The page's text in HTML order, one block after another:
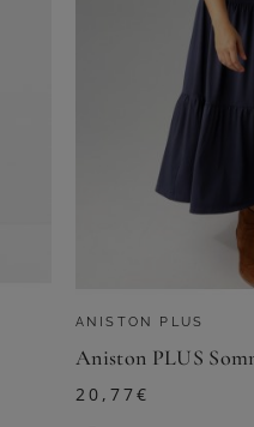
ANISTON PLUS
20,77€